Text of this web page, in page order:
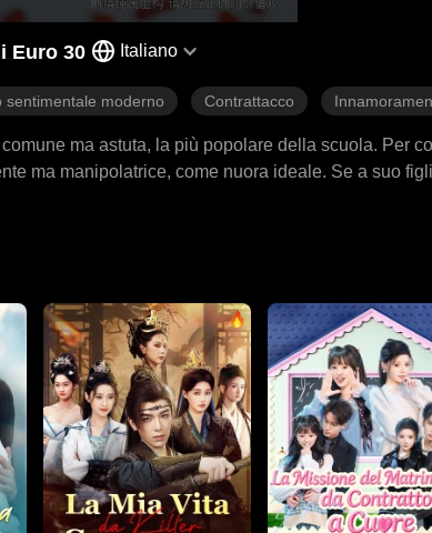
Euro 30 Italiano
sentimentale moderno Contrattacco
ma astuta, la più popolare della scuola. Per
ma manipolatrice, come nuora ideale. Se a suo